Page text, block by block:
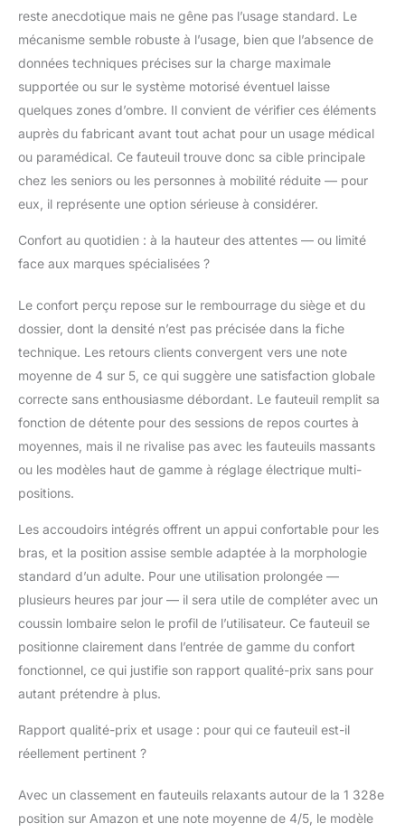
poids maximum de 120
kg. Mode de livraison :
livraison au pied de la
rue, aucun service de
montage n'est
disponible dans le
bâtiment. Couleurs
disponibles : chocolat,
sable.
reste anecdotique mais ne gêne pas l’usage standard. Le
mécanisme semble robuste à l’usage, bien que l’absence de
données techniques précises sur la charge maximale
supportée ou sur le système motorisé éventuel laisse
quelques zones d’ombre. Il convient de vérifier ces éléments
auprès du fabricant avant tout achat pour un usage médical
ou paramédical. Ce fauteuil trouve donc sa cible principale
chez les seniors ou les personnes à mobilité réduite — pour
eux, il représente une option sérieuse à considérer.
Confort au quotidien : à la hauteur des attentes — ou limité
face aux marques spécialisées ?
Le confort perçu repose sur le rembourrage du siège et du
dossier, dont la densité n’est pas précisée dans la fiche
technique. Les retours clients convergent vers une note
moyenne de 4 sur 5, ce qui suggère une satisfaction globale
correcte sans enthousiasme débordant. Le fauteuil remplit sa
fonction de détente pour des sessions de repos courtes à
moyennes, mais il ne rivalise pas avec les fauteuils massants
ou les modèles haut de gamme à réglage électrique multi-
positions.
Les accoudoirs intégrés offrent un appui confortable pour les
bras, et la position assise semble adaptée à la morphologie
standard d’un adulte. Pour une utilisation prolongée —
plusieurs heures par jour — il sera utile de compléter avec un
coussin lombaire selon le profil de l’utilisateur. Ce fauteuil se
positionne clairement dans l’entrée de gamme du confort
fonctionnel, ce qui justifie son rapport qualité-prix sans pour
autant prétendre à plus.
Rapport qualité-prix et usage : pour qui ce fauteuil est-il
réellement pertinent ?
Avec un classement en fauteuils relaxants autour de la 1 328e
position sur Amazon et une note moyenne de 4/5, le modèle